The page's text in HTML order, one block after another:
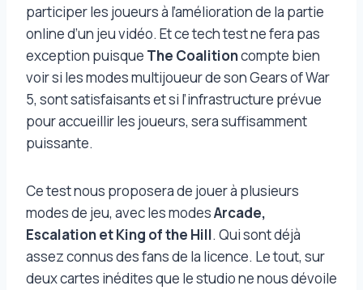
participer les joueurs à l’amélioration de la partie
online d’un jeu vidéo. Et ce tech test ne fera pas
exception puisque The Coalitioncompte bien
voir si les modes multijoueur de son Gears of War
5, sont satisfaisants et si l’infrastructure prévue
pour accueillir les joueurs, sera suffisamment
puissante.
Ce test nous proposera de jouer à plusieurs
modes de jeu, avec les modesArcade,
Escalation et King of the Hill. Qui sont déjà
assez connus des fans de la licence. Le tout, sur
deux cartes inédites que le studio ne nous dévoile